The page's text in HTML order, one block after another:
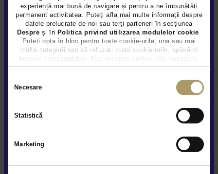
experiență mai bună de navigare și pentru a ne îmbunătăți
permanent activitatea. Puteți afla mai multe informații despre
datele prelucrate de noi sau terți parteneri în secțiunea
Despre și în Politica privind utilizarea modulelor cookie.
Puteți opta în bloc pentru toate cookie-urile, una sau mai
multe categorii sau să refuzați toate cookie-urile, apăsând
butonul corespunzător. Fac excepție cookie-urile necesare,
care sunt activate automat, conform legislației în vigoare.
Necesare
Statistică
Marketing
Finantare flexibila
Garanție extinsă